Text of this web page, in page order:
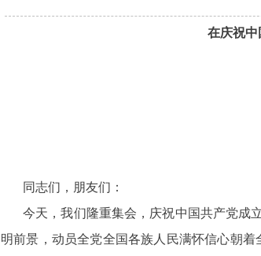
在庆祝中
同志们，朋友们：
今天，我们隆重集会，庆祝中国共产党成
明前景，动员全党全国各族人民满怀信心朝